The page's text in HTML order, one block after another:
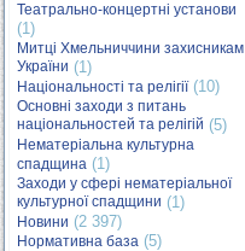
Театрально-концертні установи
(1)
Митці Хмельниччини захисникам
України (1)
Національності та релігії(10)
Основні заходи з питань
національностей та релігій (5)
Нематеріальна культурна
спадщина (1)
Заходи у сфері нематеріальної
культурної спадщини (1)
Новини (2 397)
Нормативна база (5)